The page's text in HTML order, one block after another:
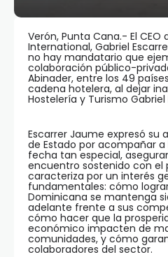
Verón, Punta Cana.- El CEO
International, Gabriel
no hay mandatario que
colaboración público-
Abinader, entre los 49
cadena hotelera, al dejar
Hostelería y Turismo Gabriel
Escarrer Jaume expresó su
de Estado por acompañar
fecha tan especial,
encuentro sostenido con el
caracteriza por un interés
fundamentales: cómo
Dominicana se mantenga
adelante frente a sus
cómo hacer que la
económico impacten de
comunidades, y cómo
colaboradores del sector.